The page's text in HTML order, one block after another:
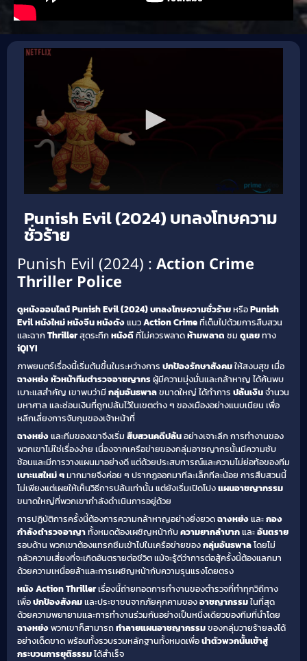
Punish Evil (2024) บทลงโทษความ
ชั่วร้าย
Punish Evil (2024) : Action Crime
Thriller Police
ดูหนังออนไลน์Punish Evil (2024)บทลงโทษความชั่วร้ายหรือPunish
Evilหนังใหม่หนังจีนหนังดังแนวActionCrimeที่เต็มไปด้วยการสืบสวน
และฉากThrillerสุดระทึกหนังดีที่ไม่ควรพลาดห้ามพลาด ชม ดูเลยทาง
iQIYI
ภาพยนตร์เรื่องนี้เริ่มต้นขึ้นในระหว่างการ ปกป้องรักษาสังคมให้สงบสุข เมื่อ
ฉางหย่งหัวหน้าทีมตำรวจอาชญากรผู้มีความมุ่งมั่นและกล้าหาญ ได้ค้นพบ
เบาะแสสำคัญ เขาพบว่ามีกลุ่มอันธพาลขนาดใหญ่ ได้ทำการ ปล้นเงินจำนวน
มหาศาล และซ่อนเงินที่ถูกปล้นไว้ในเขตต่าง ๆ ของเมืองอย่างแนบเนียน เพื่อ
หลีกเลี่ยงการจับกุมของเจ้าหน้าที่
ฉางหย่งและทีมของเขาจึงเริ่ม สืบสวนคดีปล้นอย่างเจาะลึก การทำงานของ
พวกเขาไม่ใช่เรื่องง่าย เนื่องจากเครือข่ายของกลุ่มอาชญากรนั้นมีความซับ
ซ้อนและมีการวางแผนมาอย่างดี แต่ด้วยประสบการณ์และความไม่ย่อท้อของทีม
เบาะแสใหม่ ๆมากมายจึงค่อย ๆ ปรากฏออกมาทีละเล็กทีละน้อย การสืบสวนนี้
ไม่เพียงแต่เผยให้เห็นวิธีการปล้นเท่านั้น แต่ยังเริ่มเปิดโปงแผนอาชญากรรม
ขนาดใหญ่ที่พวกเขากำลังดำเนินการอยู่ด้วย
การปฏิบัติการครั้งนี้ต้องการความกล้าหาญอย่างยิ่งยวดฉางหย่งและกอง
กำลังตำรวจอาญาทั้งหมดต้องเผชิญหน้ากับความยากลำบากและอันตราย
รอบด้าน พวกเขาต้องแทรกซึมเข้าไปในเครือข่ายของกลุ่มอันธพาลโดยไม่
กลัวความเสี่ยงที่จะเกิดอันตรายต่อชีวิต แม้จะรู้ดีว่าการต่อสู้ครั้งนี้ต้องแลกมา
ด้วยความเหนื่อยล้าและการเผชิญหน้ากับความรุนแรงโดยตรง
หนัง Action Thrillerเรื่องนี้ถ่ายทอดการทำงานของตำรวจที่ทำทุกวิถีทาง
เพื่อปกป้องสังคมและประชาชนจากภัยคุกคามของอาชญากรรมในที่สุด
ด้วยความพยายามและการทำงานร่วมกันอย่างเป็นหนึ่งเดียวของทีมที่นำโดย
ฉางหย่งพวกเขาก็สามารถทำลายแผนอาชญากรรมของกลุ่มวายร้ายลงได้
อย่างเด็ดขาด พร้อมทั้งรวบรวมหลักฐานทั้งหมดเพื่อนำตัวพวกนั้นเข้าสู่
กระบวนการยุติธรรมได้สำเร็จ